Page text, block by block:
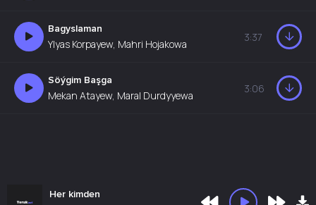
Bagyslaman
Ylyas Korpayew, Mahri Hojakowa
3:37
Söýgim Başga
Mekan Atayew, Maral Durdyyewa
3:06
Her kimden